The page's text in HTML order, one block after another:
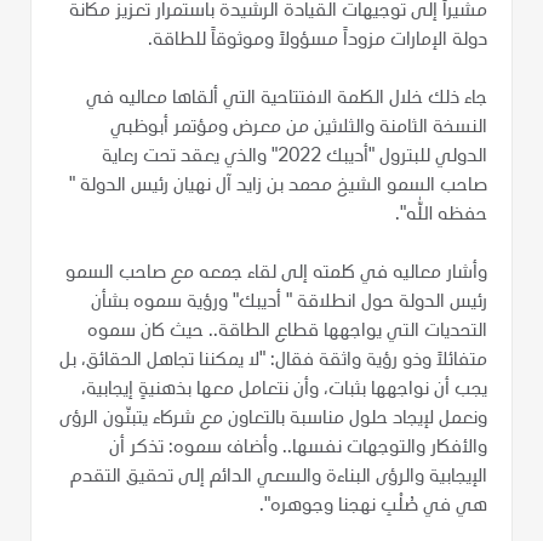
مشيراً إلى توجيهات القيادة الرشيدة باستمرار تعزيز مكانة
دولة الإمارات مزوداً مسؤولاً وموثوقاً للطاقة.
جاء ذلك خلال الكلمة الافتتاحية التي ألقاها معاليه في
النسخة الثامنة والثلاثين من معرض ومؤتمر أبوظبي
الدولي للبترول "أديبك 2022" والذي يعقد تحت رعاية
صاحب السمو الشيخ محمد بن زايد آل نهيان رئيس الدولة "
حفظه الله".
وأشار معاليه في كلمته إلى لقاء جمعه مع صاحب السمو
رئيس الدولة حول انطلاقة " أديبك" ورؤية سموه بشأن
التحديات التي يواجهها قطاع الطاقة.. حيث كان سموه
متفائلاً وذو رؤية واثقة فقال: "لا يمكننا تجاهل الحقائق، بل
يجب أن نواجهها بثبات، وأن نتعامل معها بذهنيةٍ إيجابية،
ونعمل لإيجاد حلول مناسبة بالتعاون مع شركاء يتبنّون الرؤى
والأفكار والتوجهات نفسها.. وأضاف سموه: تذكر أن
الإيجابية والرؤى البناءة والسعي الدائم إلى تحقيق التقدم
هي في صُلْبِ نهجنا وجوهره".